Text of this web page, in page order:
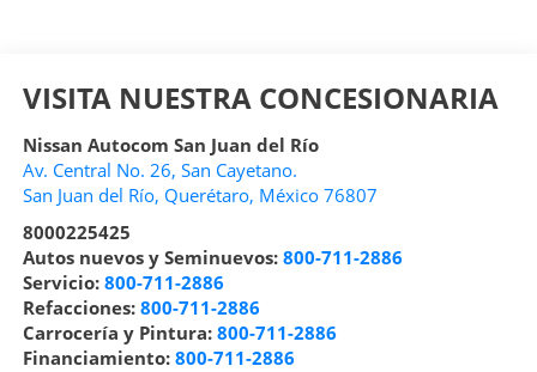
VISITA NUESTRA CONCESIONARIA
Nissan Autocom San Juan del Río
Av. Central No. 26, San Cayetano.
San Juan del Río, Querétaro, México 76807
8000225425
Autos nuevos y Seminuevos: 800-711-2886
Servicio: 800-711-2886
Refacciones: 800-711-2886
Carrocería y Pintura: 800-711-2886
Financiamiento: 800-711-2886